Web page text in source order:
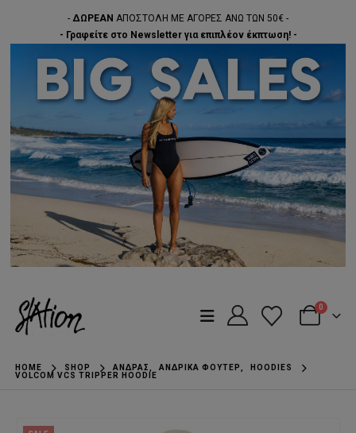
- ΔΩΡΕΑΝ ΑΠΟΣΤΟΛΗ ΜΕ ΑΓΟΡΕΣ ΑΝΩ ΤΩΝ 50€ -
- Γραφείτε στο Newsletter για επιπλέον έκπτωση! -
0
HOME SHOP ΆΝΔΡΑΣ, ΑΝΔΡΙΚΆ ΦΟΎΤΕΡ,
HOODIES
VOLCOM VCS TRIPPER HOODIE